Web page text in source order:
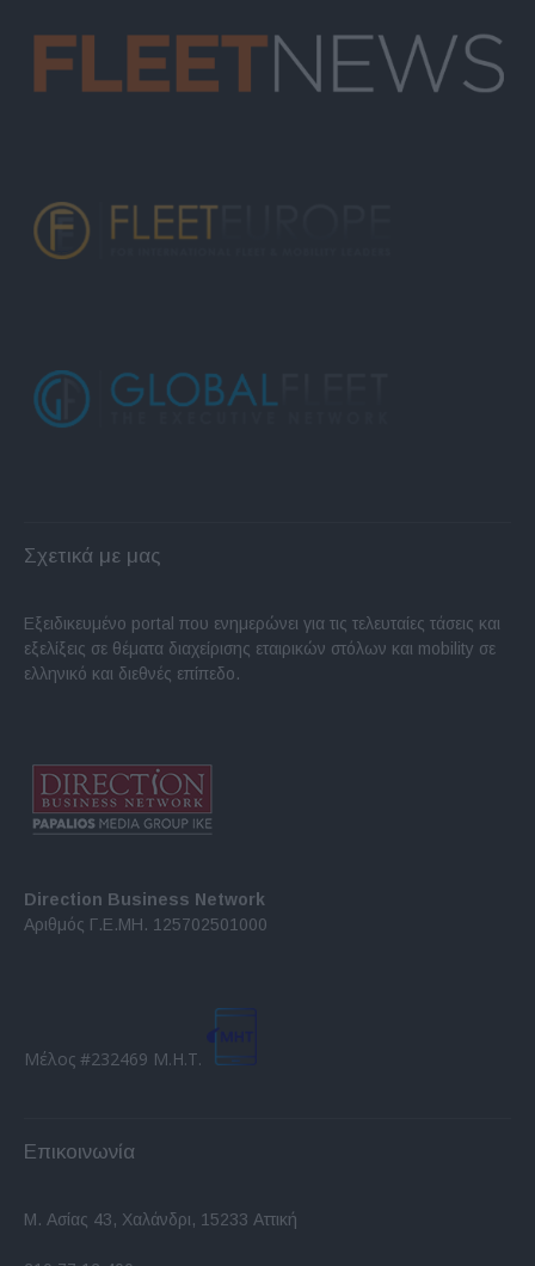
Σχετικά με μας
Εξειδικευμένο portal που ενημερώνει για τις τελευταίες τάσεις και
εξελίξεις σε θέματα διαχείρισης εταιρικών στόλων και mobility σε
ελληνικό και διεθνές επίπεδο.
Direction Business Network
Αριθμός Γ.Ε.ΜΗ. 125702501000
Μέλος #232469 Μ.Η.Τ.
Επικοινωνία
Μ. Ασίας 43, Χαλάνδρι, 15233 Αττική